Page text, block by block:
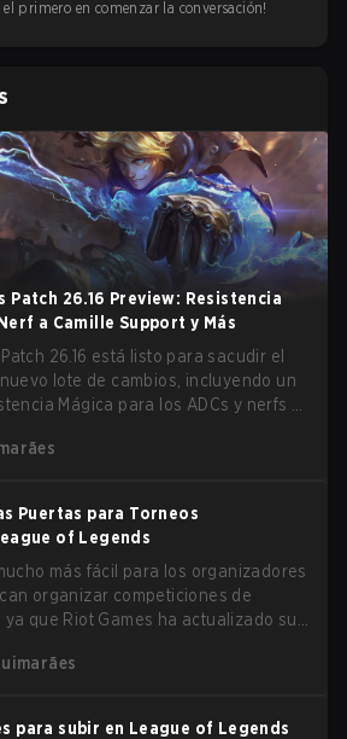
el primero en comenzar la conversación!
Patch 26.16 Preview: Resistencia
a Camille Support y Más
26.16 está listo para sacudir el
lote de cambios, incluyendo un
Mágica para los ADCs y nerfs a
Puertas para Torneos
of Legends
más fácil para los organizadores
organizar competiciones de
ya que Riot Games ha actualizado sus
obsoletas.
para subir en League of Legends